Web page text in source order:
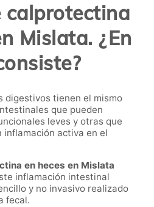
calprotectina
Mislata. ¿En
digestivos tienen el mismo
que pueden
leves y otras que
activa en el
en heces en Mislata
inflamación intestinal
y no invasivo realizado
fecal.